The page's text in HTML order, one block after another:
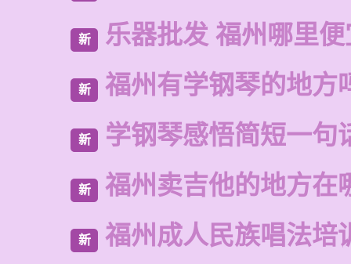
新 乐器批发 福州哪里
新 福州有学钢琴的地方
新 学钢琴感悟简短一句
新 福州卖吉他的地方在
新 福州成人民族唱法培